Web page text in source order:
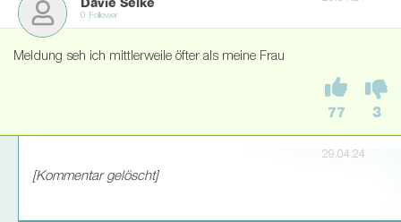
Davie Selke
0 Follower
Meldung seh ich mittlerweile öfter als meine Frau
77 3
29.04.24
[Kommentar gelöscht]